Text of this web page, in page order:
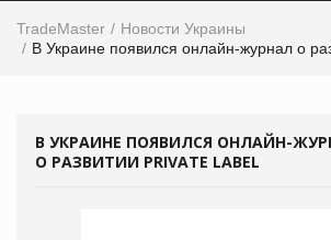
TradeMaster
Новости Украины
В Украине появился онлайн-журнал о
В УКРАИНЕ ПОЯВИЛСЯ ОНЛАЙН-
О РАЗВИТИИ PRIVATE LABEL